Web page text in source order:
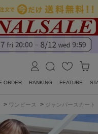
ORDER RANKING FEATURE
> ワンピース > ジャンパースカート